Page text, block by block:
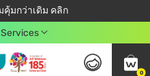
คุ้มกว่าเดิม คลิก
ลดเพิ่มจุก ๆ 10%! 🎉
อชอป 499฿
คลับดียังไง?
0